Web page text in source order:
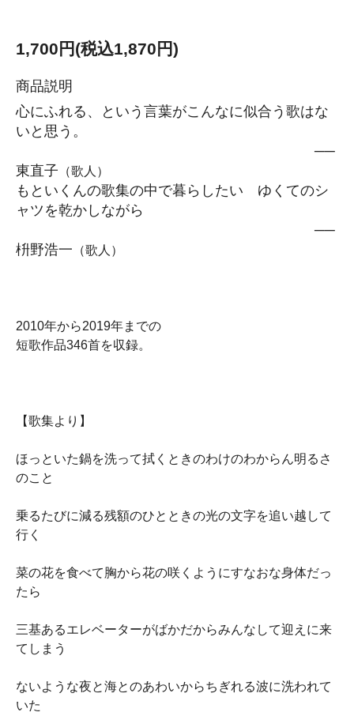
1,700円(税込1,870円)
商品説明
心にふれる、という言葉がこんなに似合う歌はな
いと思う。
──
東直子 （歌人）
もといくんの歌集の中で暮らしたい ゆくてのシ
ャツを乾かしながら
──
枡野浩一 （歌人）
2010年から2019年までの
短歌作品346首を収録。
【歌集より】
ほっといた鍋を洗って拭くときのわけのわからん明るさ
のこと
乗るたびに減る残額のひとときの光の文字を追い越して
行く
菜の花を食べて胸から花の咲くようにすなおな身体だっ
たら
三基あるエレベーターがばかだからみんなして迎えに来
てしまう
ないような夜と海とのあわいからちぎれる波に洗われて
いた